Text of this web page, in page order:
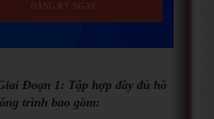
ĐĂNG KÝ NGAY
Đoạn 1: Tập hợp đầy đủ hồ
trình bao gồm: